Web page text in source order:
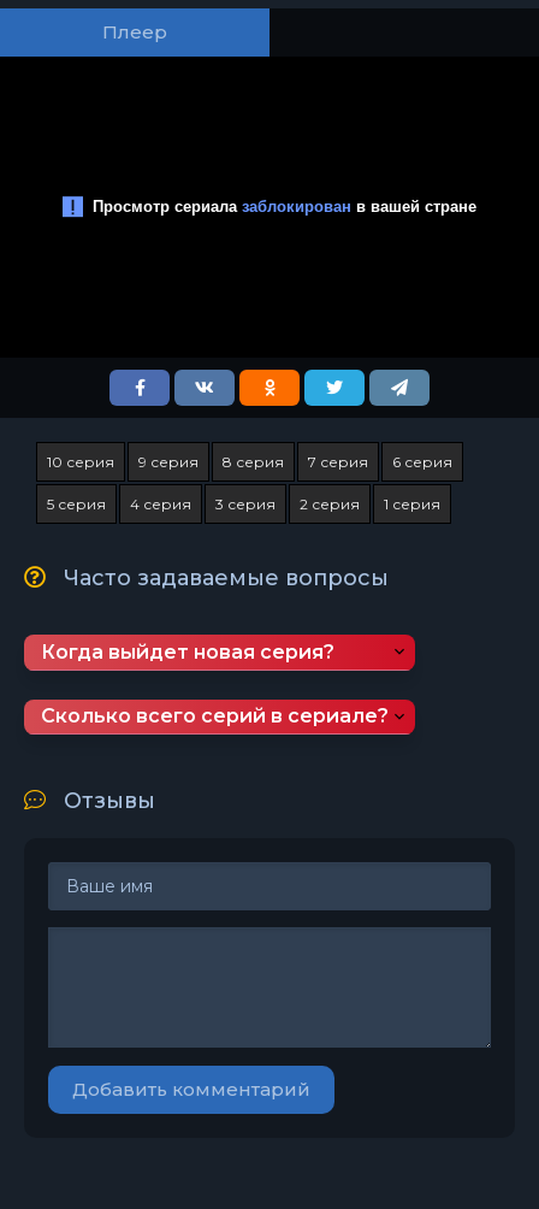
Плеер
10 серия 9 серия 8 серия 7 серия 6 серия
5 серия 4 серия 3 серия 2 серия 1 серия
Часто задаваемые вопросы
Когда выйдет новая серия?
Сколько всего серий в сериале?
Отзывы
Добавить комментарий